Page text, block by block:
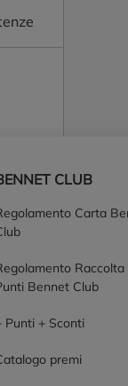
CLUB
Carta
Raccolta
Bennet Club
Punti + Sconti
premi